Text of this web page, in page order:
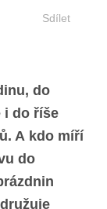
Sdílet
do
i do říše
A kdo míří
do